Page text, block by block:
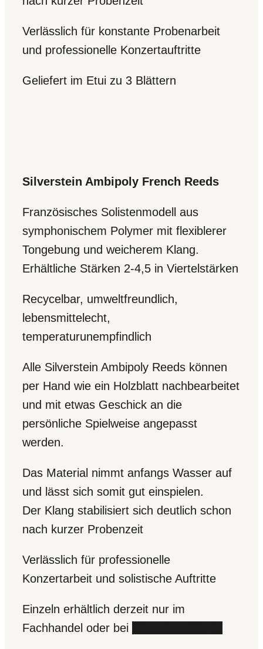
Verlässlich für konstante Probenarbeit
und professionelle Konzertauftritte
Geliefert im Etui zu 3 Blättern
Silverstein Ambipoly French Reeds
Französisches Solistenmodell aus
symphonischem Polymer mit flexiblerer
Tongebung und weicherem Klang.
Erhältliche Stärken 2-4,5 in Viertelstärken
Recycelbar, umweltfreundlich,
lebensmittelecht,
temperaturunempfindlich
Alle Silverstein Ambipoly Reeds können
per Hand wie ein Holzblatt nachbearbeitet
und mit etwas Geschick an die
persönliche Spielweise angepasst
werden.
Das Material nimmt anfangs Wasser auf
und lässt sich somit gut einspielen.
Der Klang stabilisiert sich deutlich schon
nach kurzer Probenzeit
Verlässlich für professionelle
Konzertarbeit und solistische Auftritte
Einzeln erhältlich derzeit nur im
Fachhandel oder bei